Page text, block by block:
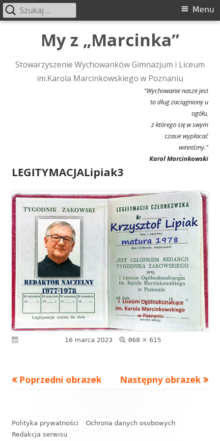
My z „Marcinka”
Stowarzyszenie Wychowanków Gimnazjum i Liceum
im.Karola Marcinkowskiego w Poznaniu
"Wychowanie nasze jest
to dług zaciągniony u
ogółu,
z którego się w swym
czasie wypłacać
winniśmy."
Karol Marcinkowski
Menu
główne
Menu
Szukaj:
LEGITYMACJALipiak3
16 marca 2023
Pełny
868 × 615
Poprzedni obrazek Następny obrazek
stopki
Polityka prywatności
Ochrona danych osobowych
Redakcja serwisu